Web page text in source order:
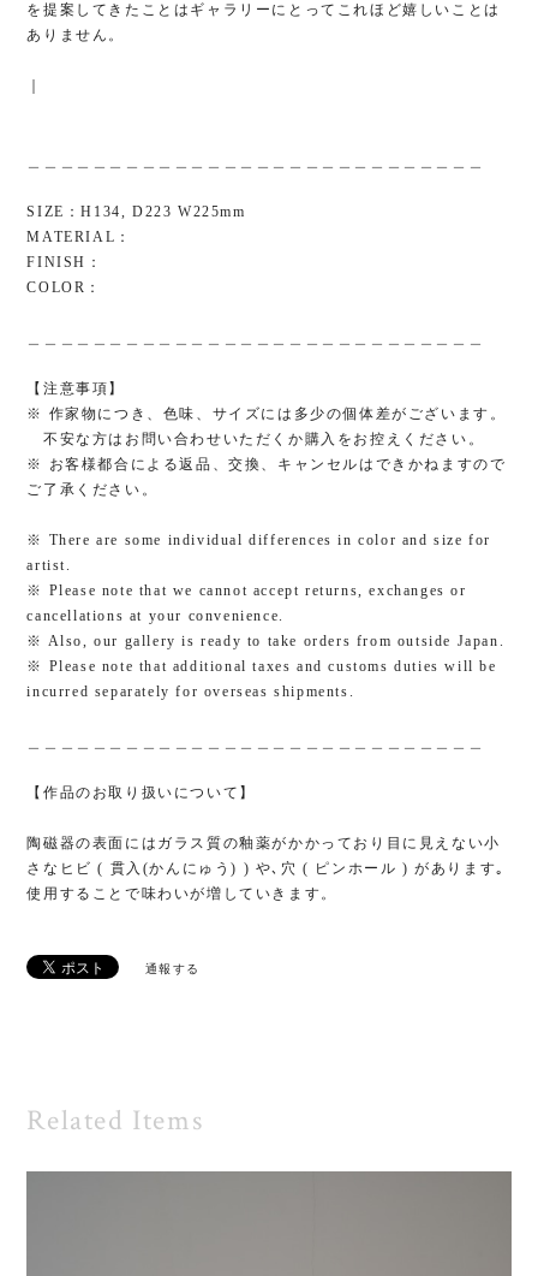
を提案してきたことはギャラリーにとってこれほど嬉しいことは
ありません。
SIZE：H134, D223 W225mm
MATERIAL：
FINISH：
COLOR：
【注意事項】
※ 作家物につき、色味、サイズには多少の個体差がございます。
不安な方はお問い合わせいただくか購入をお控えください。
※ お客様都合による返品、交換、キャンセルはできかねますので
ご了承ください。
※ There are some individual differences in color and size for
artist.
※ Please note that we cannot accept returns, exchanges or
cancellations at your convenience.
※ Also, our gallery is ready to take orders from outside Japan.
※ Please note that additional taxes and customs duties will be
incurred separately for overseas shipments.
【作品のお取り扱いについて】
陶磁器の表面にはガラス質の釉薬がかかっており目に見えない小
さなヒビ ( 貫入(かんにゅう) ) や､穴 ( ピンホール ) があります｡
使用することで味わいが増していきます。
通報する
Related Items